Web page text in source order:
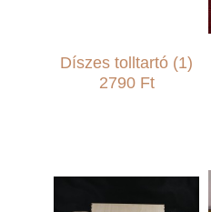
Díszes tolltartó (1)
2790 Ft